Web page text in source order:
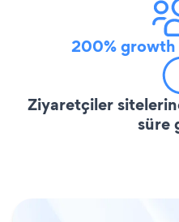
200% growth
Ziyaretçiler
süre